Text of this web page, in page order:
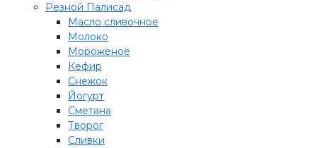
Резной Палисад
Масло сливочное
Молоко
Мороженое
Кефир
Снежок
Йогурт
Сметана
Творог
Сливки